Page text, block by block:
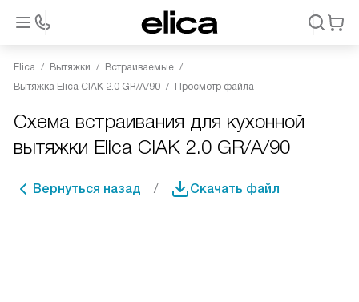
Elica Вытяжки
Встраиваемые
Вытяжка Elica CIAK 2.0 GR/A/90
Просмотр файла
Схема встраивания для кухонной
вытяжки Elica CIAK 2.0 GR/A/90
Вернуться назад Скачать файл